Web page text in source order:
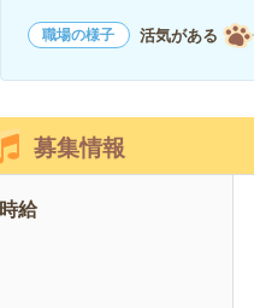
職場の様子 活気がある
募集情報
時給